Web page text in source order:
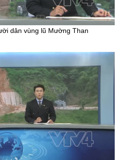
dân vùng lũ Mường Than